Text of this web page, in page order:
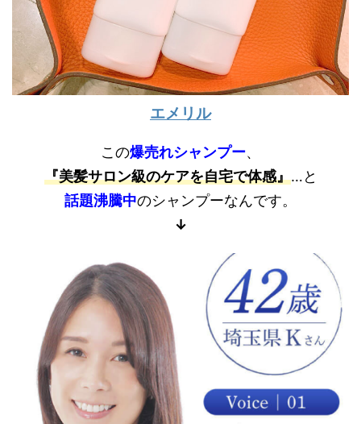
エメリル
この爆売れシャンプー、
『美髪サロン級のケアを自宅で体感』…と
話題沸騰中のシャンプーなんです。
↓